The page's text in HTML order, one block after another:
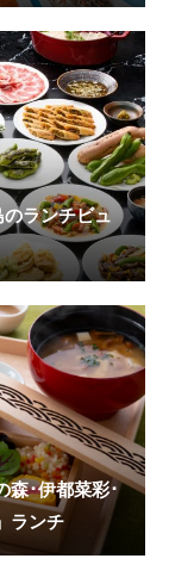
ランチビュ
森･伊都菜彩･
ランチ